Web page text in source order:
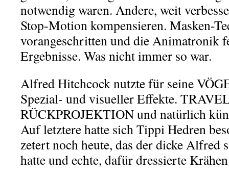
notwendig waren. Andere, weit
Stop-Motion kompensieren. Masken-
vorangeschritten und die Animatronik
Ergebnisse. Was nicht immer so war.
Alfred Hitchcock nutzte für seine
Spezial- und visueller Effekte.
RÜCKPROJEKTION und natürlich
Auf letztere hatte sich Tippi Hedren
zetert noch heute, das der dicke Alfred
hatte und echte, dafür dressierte